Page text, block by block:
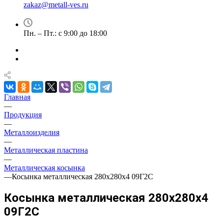
zakaz@metall-ves.ru
Пн. – Пт.: с 9:00 до 18:00
Главная
—
Продукция
—
Металлоизделия
—
Металлическая пластина
—
Металлическая косынка
—Косынка металлическая 280х280х4 09Г2С
Косынка металлическая 280х280х4
09Г2С